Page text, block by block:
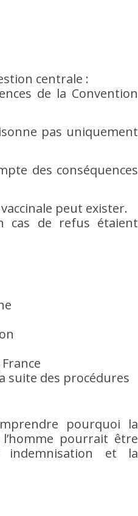
centrale :
de la Convention
pas uniquement
des conséquences
peut exister.
cas de refus étaient
suite des procédures
pourquoi la
pourrait être
indemnisation et la